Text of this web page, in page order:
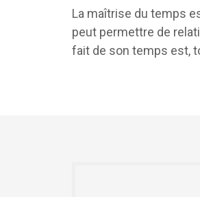
La maîtrise du temps
peut permettre de
fait de son temps est,